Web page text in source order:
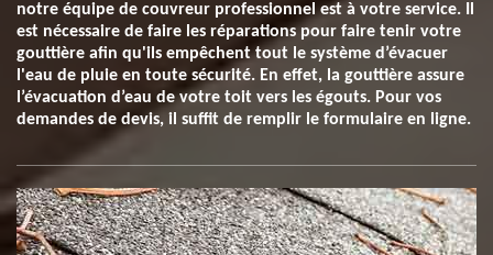
notre équipe de couvreur professionnel est à votre service. Il
est nécessaire de faire les réparations pour faire tenir votre
gouttière afin qu'ils empêchent tout le système d’évacuer
l'eau de pluie en toute sécurité. En effet, la gouttière assure
l’évacuation d’eau de votre toit vers les égouts. Pour vos
demandes de devis, il suffit de remplir le formulaire en ligne.